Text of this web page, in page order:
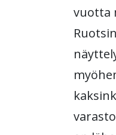
vuotta